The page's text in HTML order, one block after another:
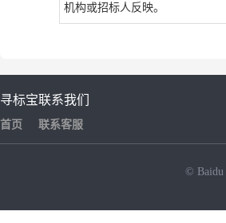
机构或招标人反映。
寻标宝
首页
联系我们
联系客服
© Baidu